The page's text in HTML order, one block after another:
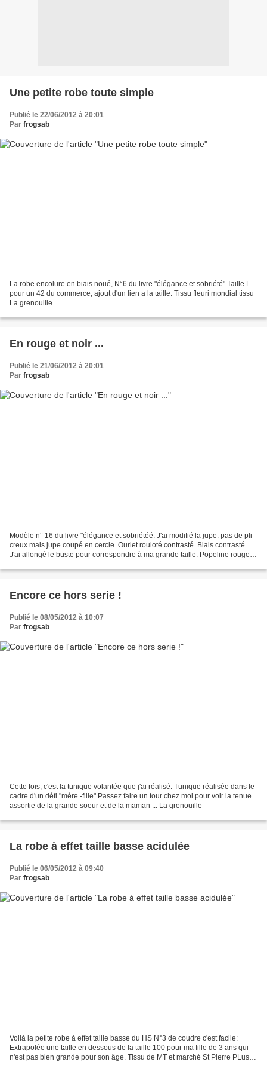
Une petite robe toute simple
Publié le 22/06/2012 à 20:01
Par frogsab
La robe encolure en biais noué, N°6 du livre "élégance et sobriété" Taille L
pour un 42 du commerce, ajout d'un lien a la taille. Tissu fleuri mondial tissu
La grenouille
En rouge et noir ...
Publié le 21/06/2012 à 20:01
Par frogsab
Modèle n° 16 du livre "élégance et sobriétéé. J'ai modifié la jupe: pas de pli
creux mais jupe coupé en cercle. Ourlet rouloté contrasté. Biais contrasté.
J'ai allongé le buste pour correspondre à ma grande taille. Popeline rouge et
Encore ce hors serie !
Publié le 08/05/2012 à 10:07
Par frogsab
Cette fois, c'est la tunique volantée que j'ai réalisé. Tunique réalisée dans le
cadre d'un défi "mère -fille" Passez faire un tour chez moi pour voir la tenue
assortie de la grande soeur et de la maman ... La grenouille
La robe à effet taille basse acidulée
Publié le 06/05/2012 à 09:40
Par frogsab
Voilà la petite robe à effet taille basse du HS N°3 de coudre c'est facile:
Extrapolée une taille en dessous de la taille 100 pour ma fille de 3 ans qui
n'est pas bien grande pour son âge. Tissu de MT et marché St Pierre PLus